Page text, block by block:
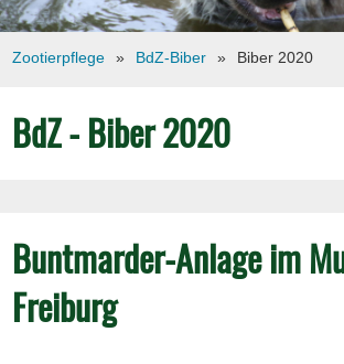
Zootierpflege BdZ-Biber Biber 2020
BdZ - Biber 2020
Buntmarder-Anlage im
Freiburg